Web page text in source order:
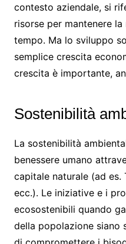
contesto aziendale, si
risorse per mantenere
tempo. Ma lo sviluppo
semplice crescita
crescita è importante,
Sostenibilità
La sostenibilità
benessere umano
capitale naturale (ad es.
ecc.). Le iniziative e i
ecosostenibili quando
della popolazione siano